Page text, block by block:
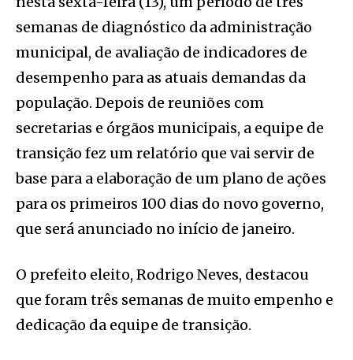
semanas de diagnóstico da administração
municipal, de avaliação de indicadores de
desempenho para as atuais demandas da
população. Depois de reuniões com
secretarias e órgãos municipais, a equipe de
transição fez um relatório que vai servir de
base para a elaboração de um plano de ações
para os primeiros 100 dias do novo governo,
que será anunciado no início de janeiro.
O prefeito eleito, Rodrigo Neves, destacou
que foram três semanas de muito empenho e
dedicação da equipe de transição.